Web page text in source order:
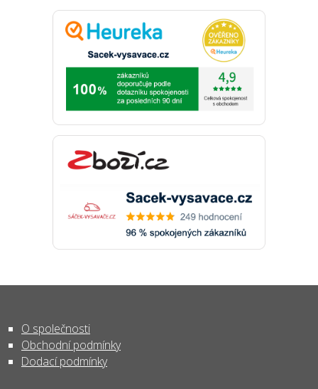
O společnosti
Obchodní podmínky
Dodací podmínky